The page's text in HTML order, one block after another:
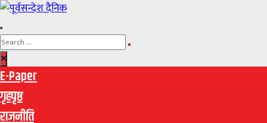
E-Paper
गृहपृष्ठ
राजनीति